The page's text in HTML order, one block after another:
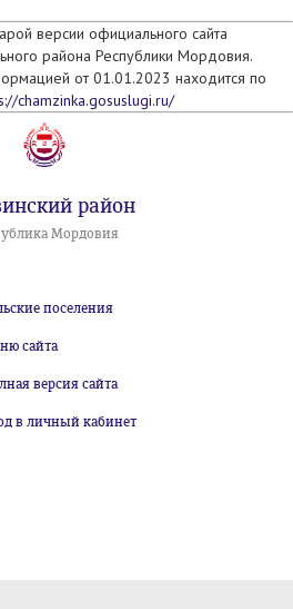
версии официального сайта
района Республики Мордовия.
от 01.01.2023 находится по
chamzinka.gosuslugi.ru/
район
Мордовия
поселения
сайта
версия сайта
в личный кабинет